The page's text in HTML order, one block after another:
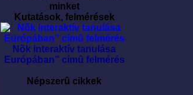
minket
Kutatások, felmérések
Nõk interaktív tanulása
Európában” címû felmérés
Népszerû cikkek